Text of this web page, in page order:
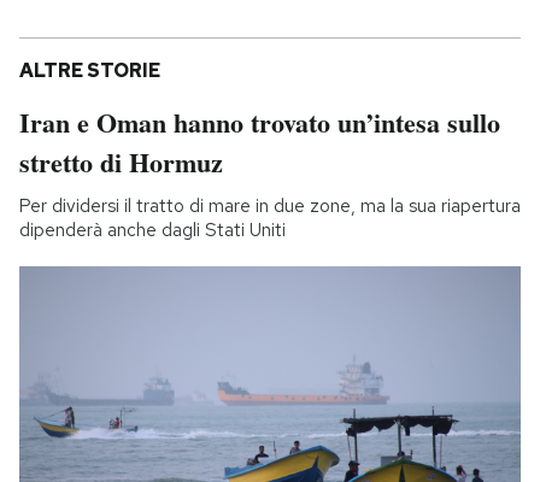
ALTRE STORIE
Iran e Oman hanno trovato un’intesa sullo
stretto di Hormuz
Per dividersi il tratto di mare in due zone, ma la sua riapertura
dipenderà anche dagli Stati Uniti